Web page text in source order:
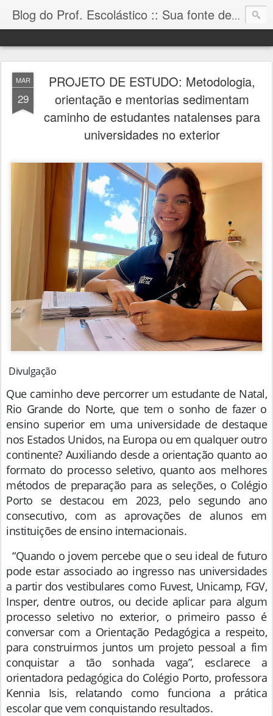
Blog do Prof. Escolástico :: Sua fonte de informação!
MAR
29
PROJETO DE ESTUDO: Metodologia,
orientação e mentorias sedimentam
caminho de estudantes natalenses para
universidades no exterior
Divulgação
Que caminho deve percorrer um estudante de Natal,
Rio Grande do Norte, que tem o sonho de fazer o
ensino superior em uma universidade de destaque
nos Estados Unidos, na Europa ou em qualquer outro
continente? Auxiliando desde a orientação quanto ao
formato do processo seletivo, quanto aos melhores
métodos de preparação para as seleções, o Colégio
Porto se destacou em 2023, pelo segundo ano
consecutivo, com as aprovações de alunos em
instituições de ensino internacionais.
“Quando o jovem percebe que o seu ideal de futuro
pode estar associado ao ingresso nas universidades
a partir dos vestibulares como Fuvest, Unicamp, FGV,
Insper, dentre outros, ou decide aplicar para algum
processo seletivo no exterior, o primeiro passo é
conversar com a Orientação Pedagógica a respeito,
para construirmos juntos um projeto pessoal a fim
conquistar a tão sonhada vaga”, esclarece a
orientadora pedagógica do Colégio Porto, professora
Kennia Isis, relatando como funciona a prática
escolar que vem conquistando resultados.